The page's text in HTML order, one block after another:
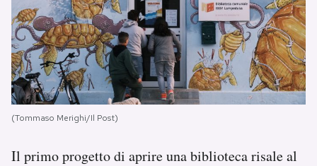
(Tommaso Merighi/Il Post)
Il primo progetto di aprire una biblioteca risale al